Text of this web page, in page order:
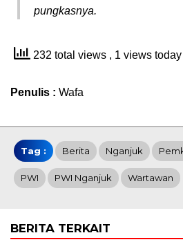
pungkasnya.
232 total views , 1 views today
Penulis : Wafa
Tag : Berita Nganjuk
PWI PWI Nganjuk Wartawan
BERITA TERKAIT